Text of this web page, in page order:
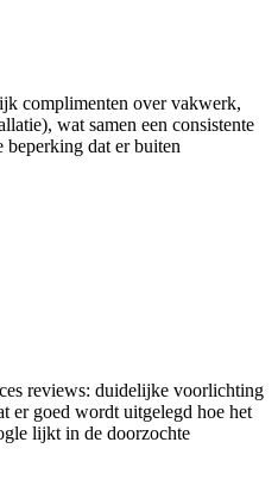
complimenten over vakwerk,
wat samen een consistente
dat er buiten
reviews: duidelijke voorlichting
er goed wordt uitgelegd hoe het
lijkt in de doorzochte